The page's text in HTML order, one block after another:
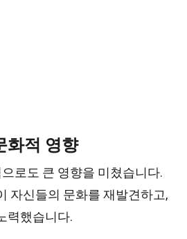
화적 영향
로도 큰 영향을 미쳤습니다.
자신들의 문화를 재발견하고,
력했습니다.